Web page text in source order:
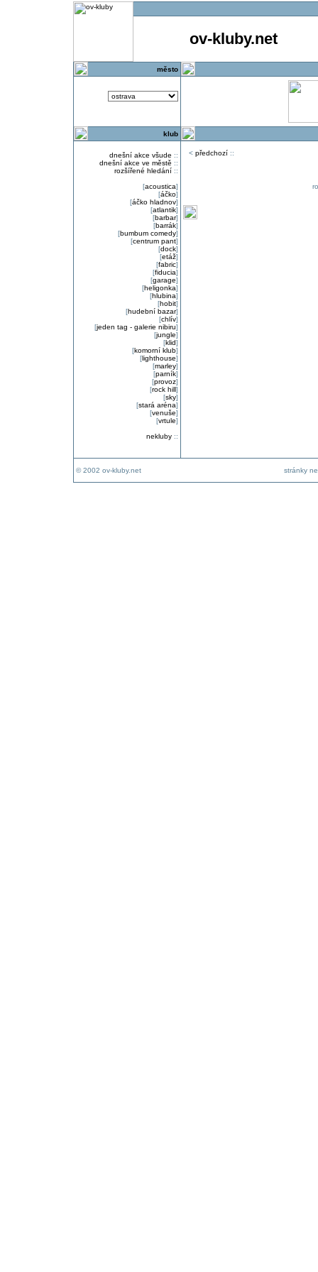
ov-kluby.net
město
klub
dnešní akce všude ::
dnešní akce ve městě ::
rozšířené hledání::
[acoustica]
[áčko]
[áčko hladnov]
[atlantik]
[barbar]
[barrák]
[bumbum comedy]
[centrum pant]
[dock]
[etáž]
[fabric]
[fiducia]
[garage]
[heligonka]
[hlubina]
[hobit]
[hudební bazar]
[chlív]
[jeden tag - galerie nibiru]
[jungle]
[klid]
[komorní klub]
[lighthouse]
[marley]
[parník]
[provoz]
[rock hill]
[sky]
[stará aréna]
[venuše]
[vrtule]
nekluby::
< předchozí::
© 2002 ov-kluby.net stránky